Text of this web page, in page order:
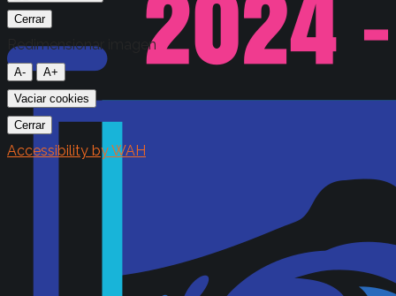
Cerrar
Redimensionar imagen
A-
A+
Vaciar cookies
Cerrar
Accessibility by WAH